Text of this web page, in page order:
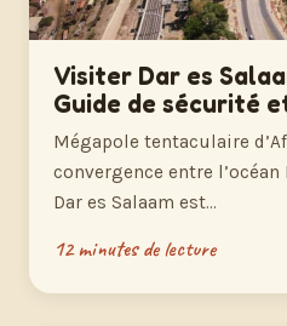
Visiter Dar es
Guide de sécurité
Mégapole tentaculaire
convergence entre
Dar es Salaam est…
12 minutes de lecture